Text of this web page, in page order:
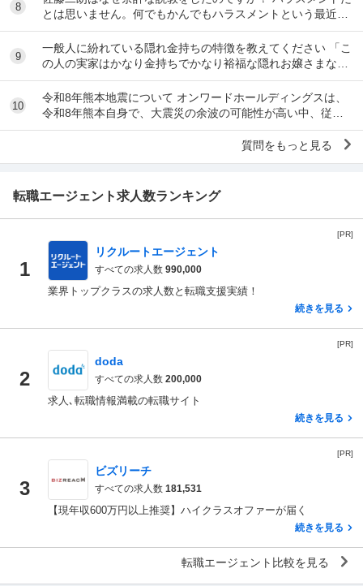
8
とは思いません。何でもかんでもハラスメントという最近の
風潮に反対です。ただ、橋本愛からすれば良い気...
9
一般人に紛れている隠れ金持ちの特徴を教えてください 「こ
の人の実家はかなり金持ちでかなり裕福な隠れお嬢さまなん
だな」とわかる特徴を教えてください 私の...
10
令和8年熊本地震について オンワードホールディングスは、
令和8年熊本自身で、大震災の余波の可能性が高い中、従業
員に売上金の確保（金庫への預け入れ）を優先さ...
質問をもっと見る
転職エージェント求人数ランキング
[PR]
1
リクルートエージェント
すべての求人数 990,000
業界トップクラスの求人数と転職支援実績！
続きを見る
[PR]
2
doda
すべての求人数 200,000
求人､転職情報満載の転職サイト
続きを見る
[PR]
3
ビズリーチ
すべての求人数 181,531
【現年収600万円以上推奨】ハイクラスオファーが届く
続きを見る
転職エージェント比較を見る